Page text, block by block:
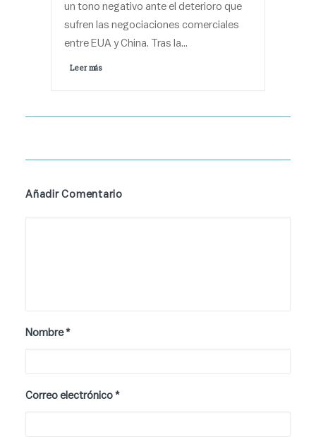
un tono negativo ante el deterioro que
sufren las negociaciones comerciales
entre EUA y China. Tras la…
Leer más
Añadir Comentario
Nombre*
Correo electrónico *